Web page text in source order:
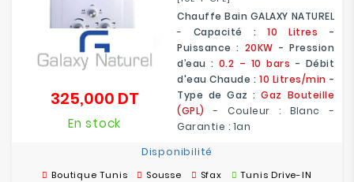
Chauffe Bain GALAXY NATUREL
- Capacité :10 Litres -
Puissance : 20KW - Pression
d’eau : 0.2 – 10 bars - Débit
d'eau Chaude : 10 Litres/min -
Type de Gaz :Gaz Bouteille
(GPL)
- Couleur : Blanc -
Garantie : 1an
325,000 DTPrix
En stock
Disponibilité
Boutique Tunis Sousse Sfax Tunis Drive-IN